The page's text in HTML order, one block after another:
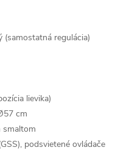
(samostatná regulácia)
lievika)
cm
smaltom
podsvietené ovládače